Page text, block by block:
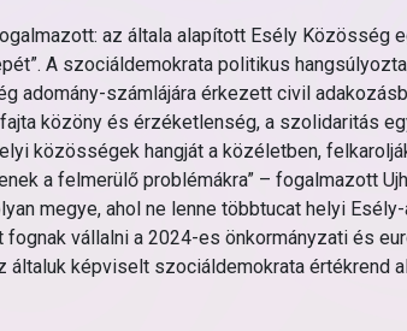
az általa alapított Esély
A szociáldemokrata politikus
adomány-számlájára érkezett civil
közöny és érzéketlenség, a szolidaritás
közösségek hangját a közéletben,
a felmerülő problémákra” – fogalmazott
megye, ahol ne lenne többtucat helyi
vállalni a 2024-es önkormányzati és
képviselt szociáldemokrata értékrend